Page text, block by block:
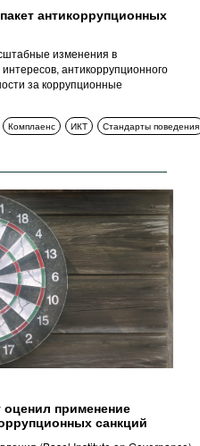
антикоррупционных
изменения в
антикоррупционного
за коррупционные
Комплаенс ИКТ
Стандарты поведения
оценил применение
санкций